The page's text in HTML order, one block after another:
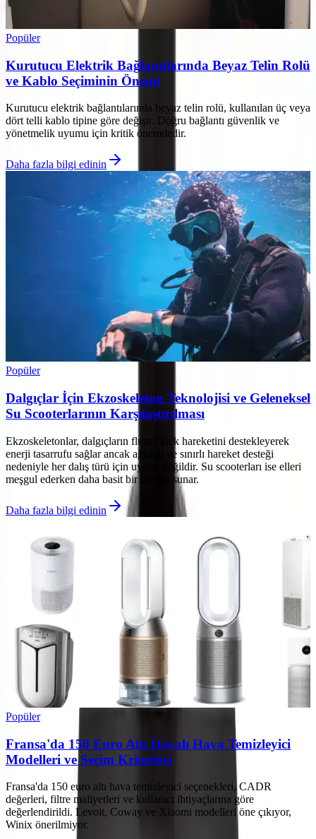
Popüler
Kurutucu Elektrik Bağlantılarında Beyaz Telin Rolü
ve Kablo Seçiminin Önemi
Kurutucu elektrik bağlantılarında beyaz telin rolü, kullanılan üç veya
dört telli kablo tipine göre değişir. Doğru bağlantı güvenlik ve
yönetmelik uyumu için kritik önemdedir.
Daha fazla bilgi edinin
Popüler
Dalgıçlar İçin Ekzoskeleton Teknolojisi ve Geleneksel
Su Scooterlarının Karşılaştırılması
Ekzoskeletonlar, dalgıçların flutter kick hareketini destekleyerek
enerji tasarrufu sağlar ancak ağırlığı ve sınırlı hareket desteği
nedeniyle her dalış türü için uygun değildir. Su scooterları ise elleri
meşgul ederken daha basit bir çözüm sunar.
Daha fazla bilgi edinin
Popüler
Fransa'da 150 Euro Altı Havalı Hava Temizleyici
Modelleri ve Seçim Kriterleri
Fransa'da 150 euro altı hava temizleyici seçenekleri, CADR
değerleri, filtre maliyetleri ve kullanıcı ihtiyaçlarına göre
değerlendirildi. Levoit, Coway ve Xiaomi modelleri öne çıkıyor,
Winix önerilmiyor.